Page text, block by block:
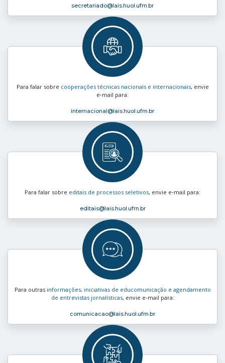
secretariado@lais.huol.ufrn.br
Para falar sobre cooperações técnicas nacionais e internacionais, envie
e‑mail para:
internacional@lais.huol.ufrn.br
Para falar sobre editais de processos seletivos, envie e‑mail para:
editais@lais.huol.ufrn.br
Para outras informações, iniciativas de educomunicação e agendamento
de entrevistas jornalísticas, envie e‑mail para:
comunicacao@lais.huol.ufrn.br